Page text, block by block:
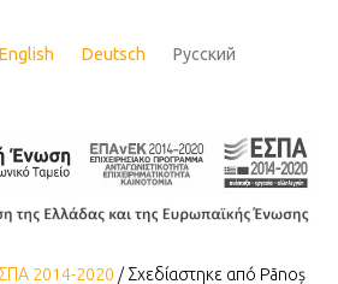
English Deutsch Русский
2014-2020 / Σχεδίαστηκε από Pãnoș